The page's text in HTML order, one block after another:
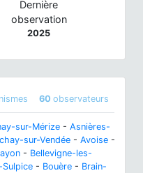
Dernière
observation
2025
60 observateurs
sur-Mérize - Asnières-
sur-Vendée - Avoise -
- Bellevigne-les-
Sulpice - Bouère - Brain-